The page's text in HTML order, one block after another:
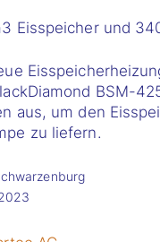
Eisspeicher und
BSM-
aus, um den
zu liefern.